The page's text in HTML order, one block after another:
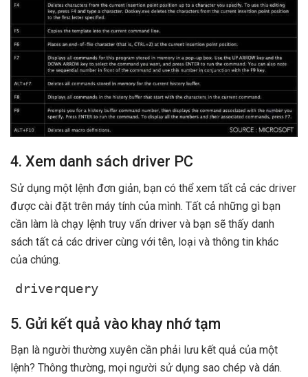
4. Xem danh sách driver PC
Sử dụng một lệnh đơn giản, bạn có thể xem tất cả các driver
được cài đặt trên máy tính của mình. Tất cả những gì bạn
cần làm là chạy lệnh truy vấn driver và bạn sẽ thấy danh
sách tất cả các driver cùng với tên, loại và thông tin khác
của chúng.
driverquery
5. Gửi kết quả vào khay nhớ tạm
Bạn là người thường xuyên cần phải lưu kết quả của một
lệnh? Thông thường, mọi người sử dụng sao chép và dán.